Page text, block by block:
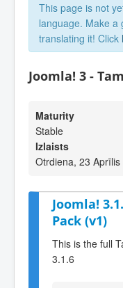
This page is not
language. Make a
translating it! Click
Joomla! 3 -
Maturity
Stable
Izlaists
Otrdiena, 23
Joomla!
Pack (v1)
This is the full
3.1.6